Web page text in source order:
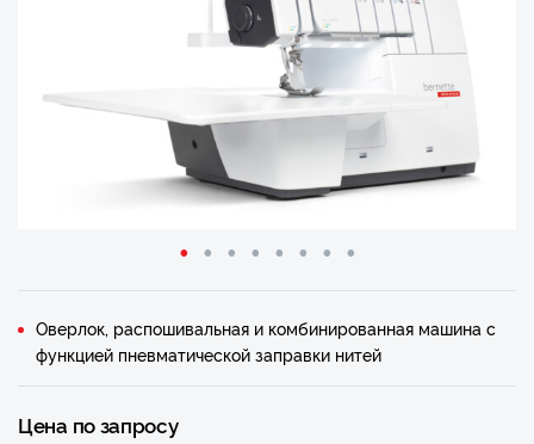
Оверлок, распошивальная и комбинированная машина с
функцией пневматической заправки нитей
Цена по запросу